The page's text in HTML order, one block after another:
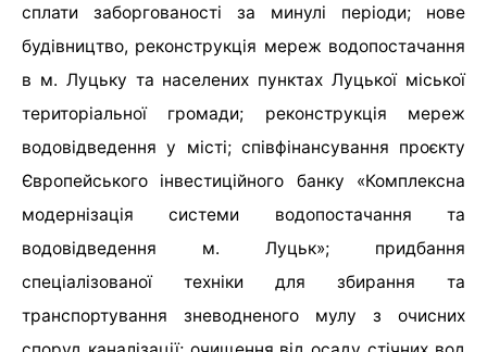
сплати заборгованості за минулі періоди; нове
будівництво, реконструкція мереж водопостачання
в м. Луцьку та населених пунктах Луцької міської
територіальної громади; реконструкція мереж
водовідведення у місті; співфінансування проєкту
Європейського інвестиційного банку «Комплексна
модернізація системи водопостачання та
водовідведення м. Луцьк»; придбання
спеціалізованої техніки для збирання та
транспортування зневодненого мулу з очисних